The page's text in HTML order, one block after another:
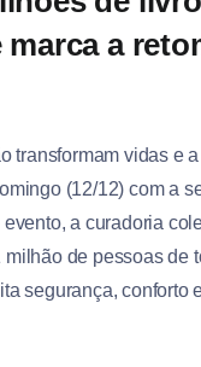
a
transformam vidas e
(12/12) com a
evento, a curadoria
de pessoas de
segurança,